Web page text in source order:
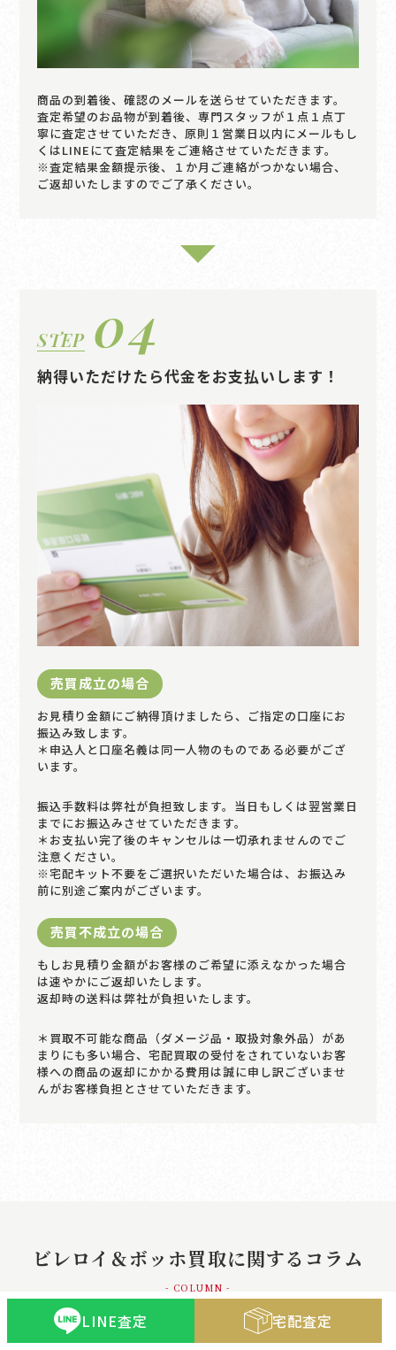
商品の到着後、確認のメールを送らせていただきます。
査定希望のお品物が到着後、専門スタッフが１点１点丁
寧に査定させていただき、原則１営業日以内にメールもし
くはLINEにて査定結果をご連絡させていただきます。
※査定結果金額提示後、１か月ご連絡がつかない場合、
ご返却いたしますのでご了承ください。
STEP 04
納得いただけたら代金をお支払いします！
売買成立の場合
お見積り金額にご納得頂けましたら、ご指定の口座にお
振込み致します。
＊申込人と口座名義は同一人物のものである必要がござ
います。
振込手数料は弊社が負担致します。当日もしくは翌営業日
までにお振込みさせていただきます。
＊お支払い完了後のキャンセルは一切承れませんのでご
注意ください。
※宅配キット不要をご選択いただいた場合は、お振込み
前に別途ご案内がございます。
売買不成立の場合
もしお見積り金額がお客様のご希望に添えなかった場合
は速やかにご返却いたします。
返却時の送料は弊社が負担いたします。
＊買取不可能な商品（ダメージ品・取扱対象外品）があ
まりにも多い場合、宅配買取の受付をされていないお客
様への商品の返却にかかる費用は誠に申し訳ございませ
んがお客様負担とさせていただきます。
ビレロイ＆ボッホ買取に関するコラム
- COLUMN -
LINE査定 宅配査定